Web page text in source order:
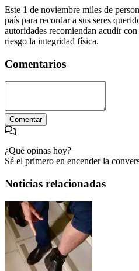
Este 1 de noviembre miles de
país para recordar a sus seres
autoridades recomiendan acudir
riesgo la integridad física.
Comentarios
Comentar
¿Qué opinas hoy?
Sé el primero en encender la
Noticias relacionadas